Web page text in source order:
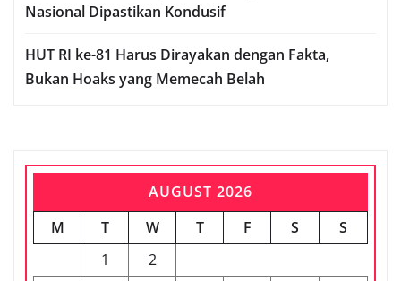
Nasional Dipastikan Kondusif
HUT RI ke-81 Harus Dirayakan dengan Fakta,
Bukan Hoaks yang Memecah Belah
AUGUST 2026
M
T W T F S
S
1
2